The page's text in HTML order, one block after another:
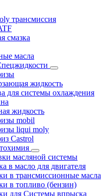
трансмиссия
смазка
масла
жидкость
для системы охлаждения
жидкость
mobil
liqui moly
Castrol
масляной системы
в масло для двигателя
в трансмиссионные масла
в топливо (бензин)
для Системы впрыска